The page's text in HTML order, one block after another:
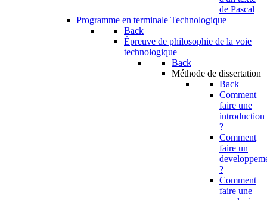
de Pascal
Programme en terminale Technologique
Back
Épreuve de philosophie de la voie
technologique
Back
Méthode de dissertation
Back
Comment
faire une
introduction
?
Comment
faire un
?
Comment
faire une